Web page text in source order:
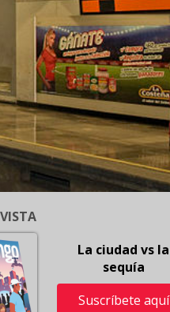
La ciudad vs la
sequía
Suscríbete aquí